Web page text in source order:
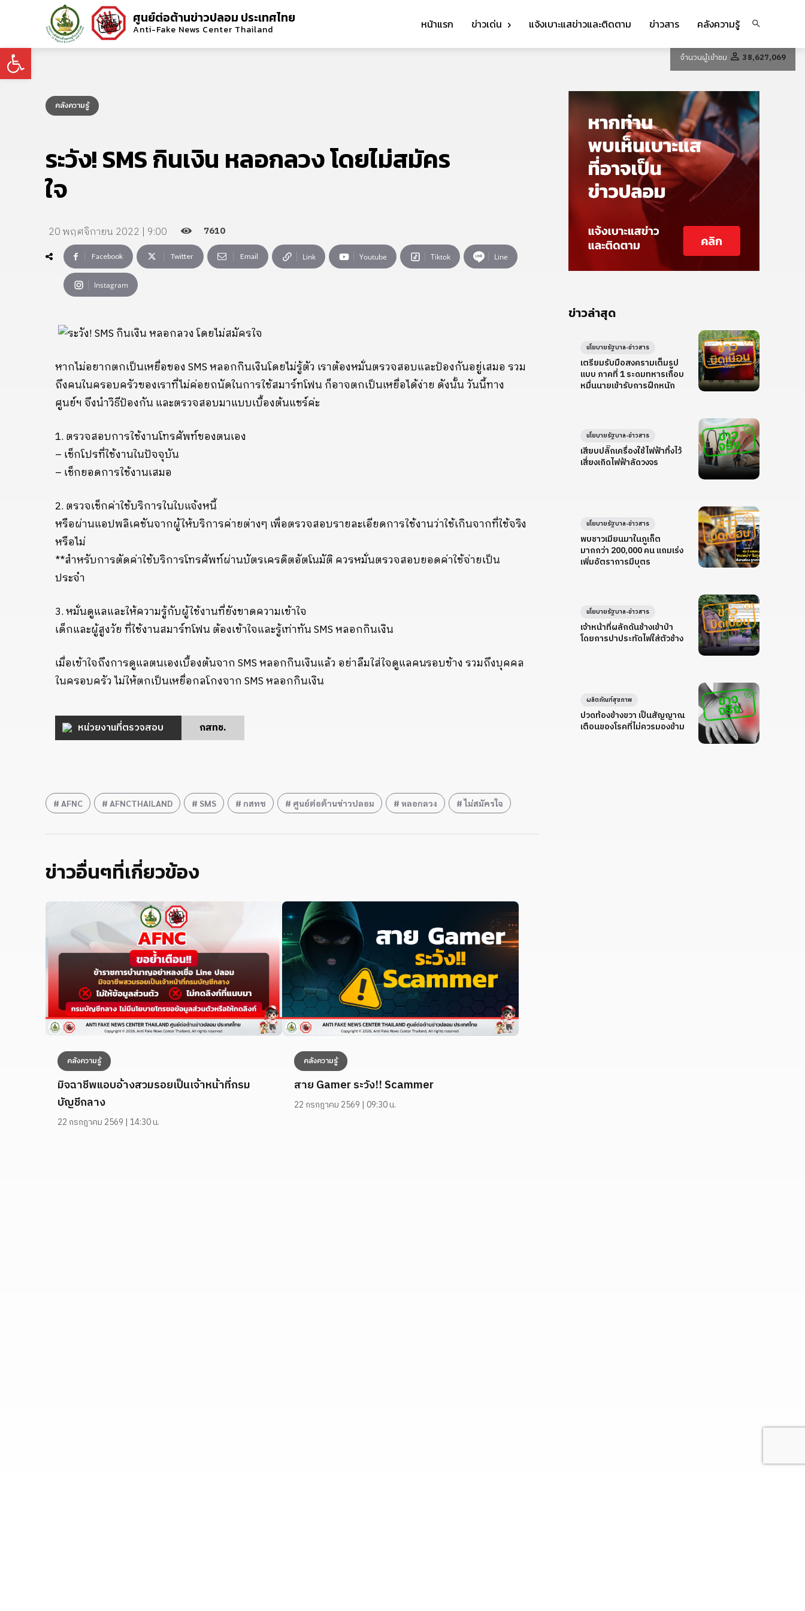
Open toolbar
ศูนย์ต่อต้านข่าวปลอม ประเทศไทย
Anti-Fake News Center Thailand หน้าแรก ข่าวเด่น แจ้งเบาะแสข่าวและติดตาม ข่าวสาร คลังความรู้
จำนวนผู้เข้าชม 38,627,069
คลังความรู้
ระวัง! SMS กินเงิน หลอกลวง โดยไม่สมัคร
ใจ
20 พฤศจิกายน 2022 | 9:00 7610
Facebook Twitter Email Link Youtube Tiktok Line
Instagram
หากไม่อยากตกเป็นเหยื่อของ SMS หลอกกินเงินโดยไม่รู้ตัว เราต้องหมั่นตรวจสอบและป้องกันอยู่เสมอ รวม
ถึงคนในครอบครัวของเราที่ไม่ค่อยถนัดในการใช้สมาร์ทโฟน ก็อาจตกเป็นเหยื่อได้ง่าย ดังนั้น วันนี้ทาง
ศูนย์ฯ จึงนำวิธีป้องกัน และตรวจสอบมาแบบเบื้องต้นแชร์ค่ะ
1. ตรวจสอบการใช้งานโทรศัพท์ของตนเอง
– เช็กโปรที่ใช้งานในปัจจุบัน
– เช็กยอดการใช้งานเสมอ
2. ตรวจเช็กค่าใช้บริการในใบแจ้งหนี้
หรือผ่านแอปพลิเคชันจากผู้ให้บริการค่ายต่างๆ เพื่อตรวจสอบรายละเอียดการใช้งานว่าใช้เกินจากที่ใช้จริง
หรือไม่
**สำหรับการตัดค่าใช้บริการโทรศัพท์ผ่านบัตรเครดิตอัตโนมัติ ควรหมั่นตรวจสอบยอดค่าใช้จ่ายเป็น
ประจำ
3. หมั่นดูแลและให้ความรู้กับผู้ใช้งานที่ยังขาดความเข้าใจ
เด็กและผู้สูงวัย ที่ใช้งานสมาร์ทโฟน ต้องเข้าใจและรู้เท่าทัน SMS หลอกกินเงิน
เมื่อเข้าใจถึงการดูแลตนเองเบื้องต้นจาก SMS หลอกกินเงินแล้ว อย่าลืมใส่ใจดูแลคนรอบข้าง รวมถึงบุคคล
ในครอบครัว ไม่ให้ตกเป็นเหยื่อกลโกงจาก SMS หลอกกินเงิน
หน่วยงานที่ตรวจสอบ กสทช.
AFNC AFNCTHAILAND SMS กสทช ศูนย์ต่อต้านข่าวปลอม หลอกลวง ไม่สมัครใจ
ข่าวอื่นๆที่เกี่ยวข้อง
คลังความรู้
มิจฉาชีพแอบอ้างสวมรอยเป็นเจ้าหน้าที่กรม
บัญชีกลาง
22 กรกฎาคม 2569 | 14:30 น.
คลังความรู้
สาย Gamer ระวัง!! Scammer
22 กรกฎาคม 2569 | 09:30 น.
ข่าวล่าสุด
เตรียมรับมือสงครามเต็มรูป
แบบ ภาคที่ 1 ระดมทหารเกือบ
หมื่นนายเข้ารับการฝึกหนัก
นโยบายรัฐบาล-ข่าวสาร
เสียบปลั๊กเครื่องใช้ไฟฟ้าทิ้งไว้
เสี่ยงเกิดไฟฟ้าลัดวงจร
นโยบายรัฐบาล-ข่าวสาร
พบชาวเมียนมาในภูเก็ต
มากกว่า 200,000 คน แถมเร่ง
เพิ่มอัตราการมีบุตร
นโยบายรัฐบาล-ข่าวสาร
เจ้าหน้าที่ผลักดันช้างเข้าป่า
โดยการปาประทัดไฟใส่ตัวช้าง
นโยบายรัฐบาล-ข่าวสาร
ปวดท้องข้างขวา เป็นสัญญาณ
เตือนของโรคที่ไม่ควรมองข้าม
ผลิตภัณฑ์สุขภาพ